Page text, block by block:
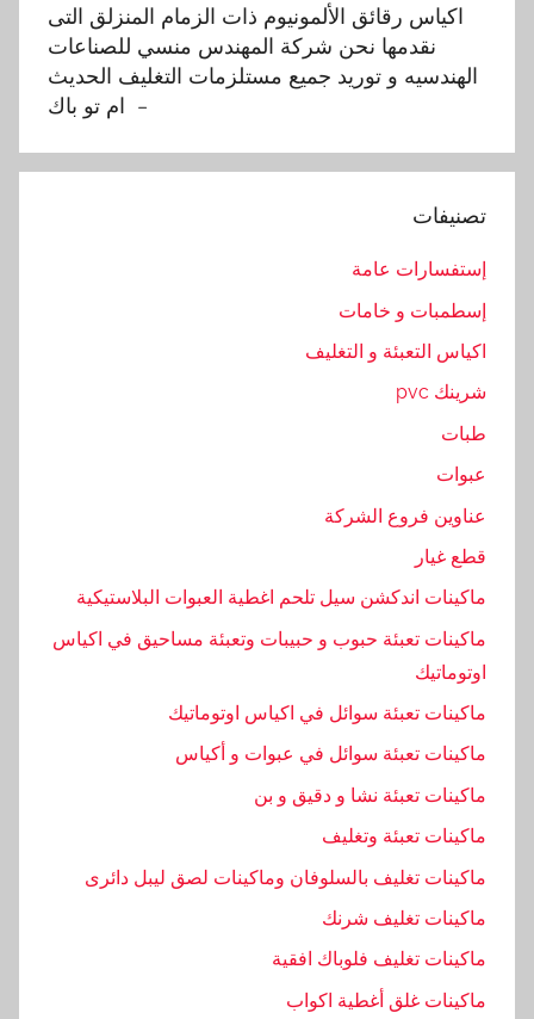
م
ل
غ
ل
ي
ا
ل
,
ا
ل
د
ي
ث
ل
م
ط
و
اكياس رقائق الألمونيوم ذات الزمام المنزلق التى
نقدمها نحن شركة المهندس منسي للصناعات
الهندسيه و توريد جميع مستلزمات التغليف الحديث
– ام تو باك
تصنيفات
إستفسارات عامة
إسطمبات و خامات
اكياس التعبئة و التغليف
شرينك pvc
طبات
عبوات
عناوين فروع الشركة
قطع غيار
ماكينات اندكشن سيل تلحم اغطية العبوات البلاستيكية
ماكينات تعبئة حبوب و حبيبات وتعبئة مساحيق في اكياس
اوتوماتيك
ماكينات تعبئة سوائل في اكياس اوتوماتيك
ماكينات تعبئة سوائل في عبوات و أكياس
ماكينات تعبئة نشا و دقيق و بن
ماكينات تعبئة وتغليف
ماكينات تغليف بالسلوفان وماكينات لصق ليبل دائرى
ماكينات تغليف شرنك
ماكينات تغليف فلوباك افقية
ماكينات غلق أغطية اكواب